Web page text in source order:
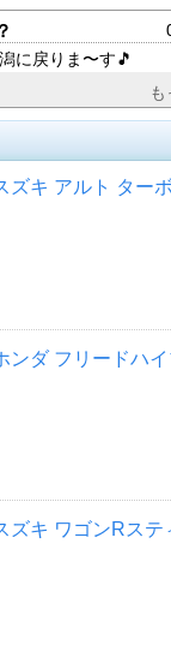
に戻りま〜す🎵
も
ズキ アルト ター
ンダ フリードハ
ズキ ワゴンRステ